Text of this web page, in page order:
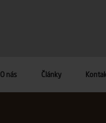
O nás Články